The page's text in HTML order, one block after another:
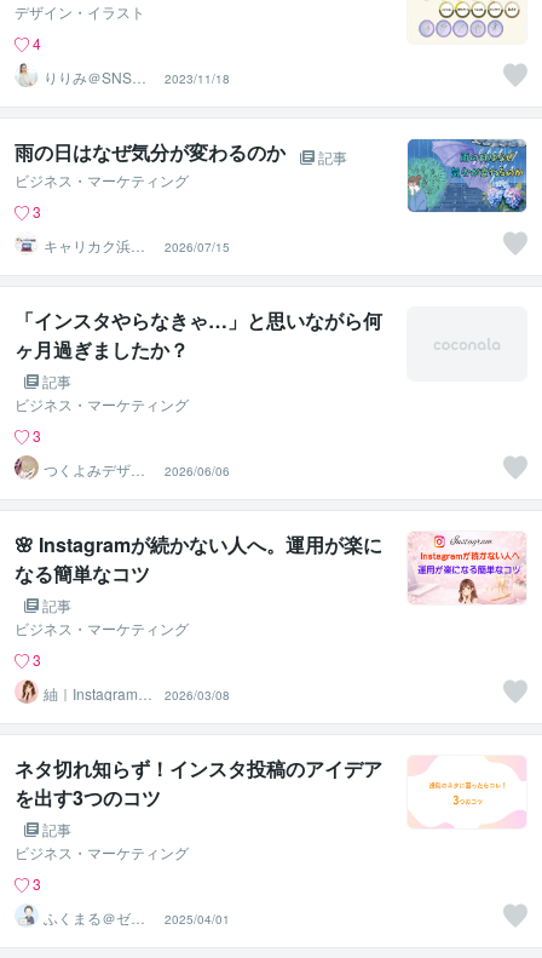
デザイン・イラスト
4
りりみ＠SNSイ
ンスタ運用
2023/11/18
雨の日はなぜ気分が変わるのか
記事
ビジネス・マーケティング
3
キャリカク浜松
駅前オフィス
2026/07/15
「インスタやらなきゃ…」と思いながら何
ヶ月過ぎましたか？
記事
ビジネス・マーケティング
3
つくよみデザイ
ン
2026/06/06
🌸 Instagramが続かない人へ。運用が楽に
なる簡単なコツ
記事
ビジネス・マーケティング
3
紬｜Instagram運
用代行＆サポー
ト
2026/03/08
ネタ切れ知らず！インスタ投稿のアイデア
を出す3つのコツ
記事
ビジネス・マーケティング
3
ふくまる＠ゼロ
から稼ぐ副業コ
ンサル
2025/04/01